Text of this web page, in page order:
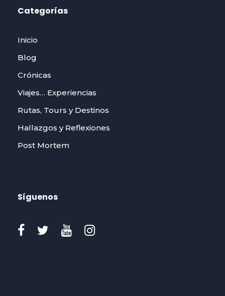
Categorías
Inicio
Blog
Crónicas
Viajes… Experiencias
Rutas, Tours y Destinos
Hallazgos y Reflexiones
Post Mortem
Síguenos